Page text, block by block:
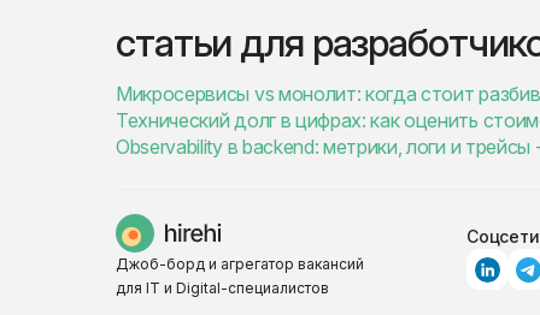
статьи для
Микросервисы vs монолит: когда стоит
Технический долг в цифрах: как оценить
Observability в backend: метрики, логи и
Джоб-борд и агрегатор вакансий
для IT и Digital-специалистов
Соцсети